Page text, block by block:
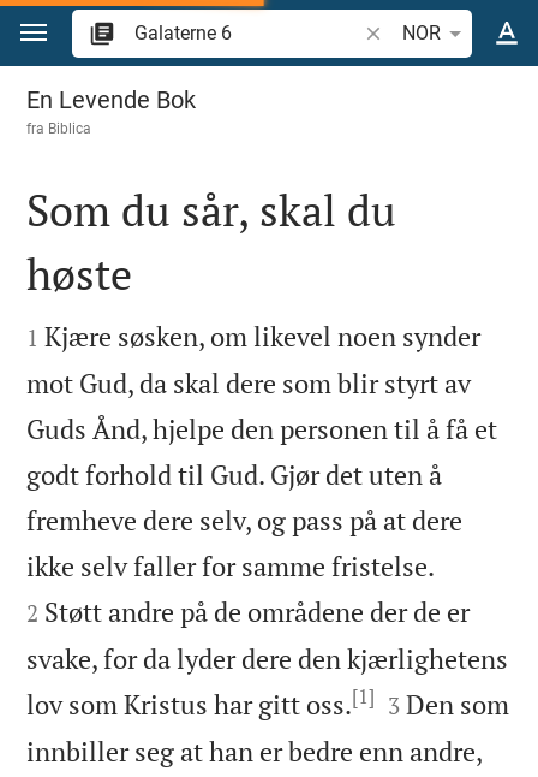
Skift til innhold
Søk bibelvers eller
NOR
Galaterne 6
En Levende Bok
fra Biblica

Som du sår, skal du
høste

1 Kjære søsken, om likevel noen synder
mot Gud, da skal dere som blir styrt av
Guds Ånd, hjelpe den personen til å få et
godt forhold til Gud. Gjør det uten å
fremheve dere selv, og pass på at dere
ikke selv faller for samme fristelse.
2 Støtt andre på de områdene der de er
svake, for da lyder dere den kjærlighetens
lov som Kristus har gitt oss.[1] 

3 Den som
innbiller seg at han er bedre enn andre,